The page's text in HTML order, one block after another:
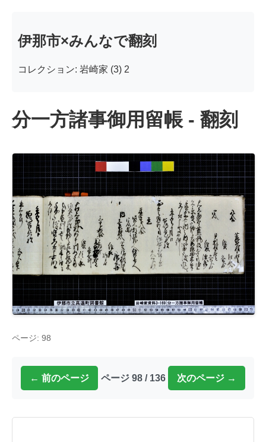
伊那市×みんなで翻刻
コレクション: 岩崎家 (3) 2
分一方諸事御用留帳 - 翻刻
ページ: 98
← 前のページ ページ 98 / 136 次のページ →